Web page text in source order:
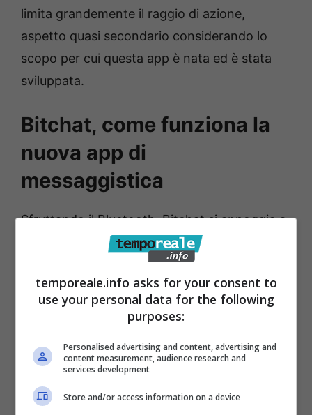
limita grandemente il raggio di azione,
aspetto quasi secondario considerando lo
scopo per cui questa app è nata ed è stata
sviluppata.
Bitchat, come funziona la
nuova app di
messaggistica
Sfruttando il Bluetooth, Bitchat si appoggia a
una rete decentralizzatache non passa per
server remoti e connessione dati. I messaggi
possono essere scambiati tra due o più
dispositivi con una copertura fino a 300
informazioni di contatto.I messaggi sono
criptati end-to-endcon impostazione
predefinita e si cancellano automaticamente
temporeale.info asks for your consent to
use your personal data for the following
purposes:
Personalised advertising and content, advertising and
content measurement, audience research and
services development
Store and/or access information on a device